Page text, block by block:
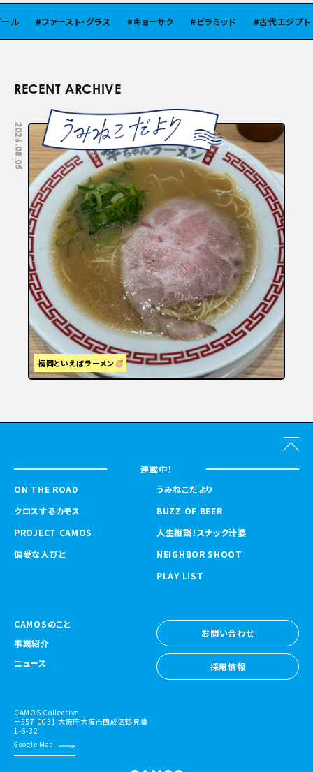
ファースト・グラス キョーサク ピラミッド 古代エジプト
RECENT ARCHIVE
2026.08.05
福岡といえばラーメン
連載中！
ON THE ROAD
クロスするカモス
PROJECT CAMOS
偏愛な人びと
うみねこだより
BUZZ OF BEER
人生相談！スナック汁婆
NEIGHBOR SHOOT
PLAY LIST
CAMOSのこと
事業紹介
ニュース
お問い合わせ
お問い合わせ
採用情報
CAMOS Collective
〒557-0031 大阪府大阪市西成区鶴見橋
1-6-32
Google Map